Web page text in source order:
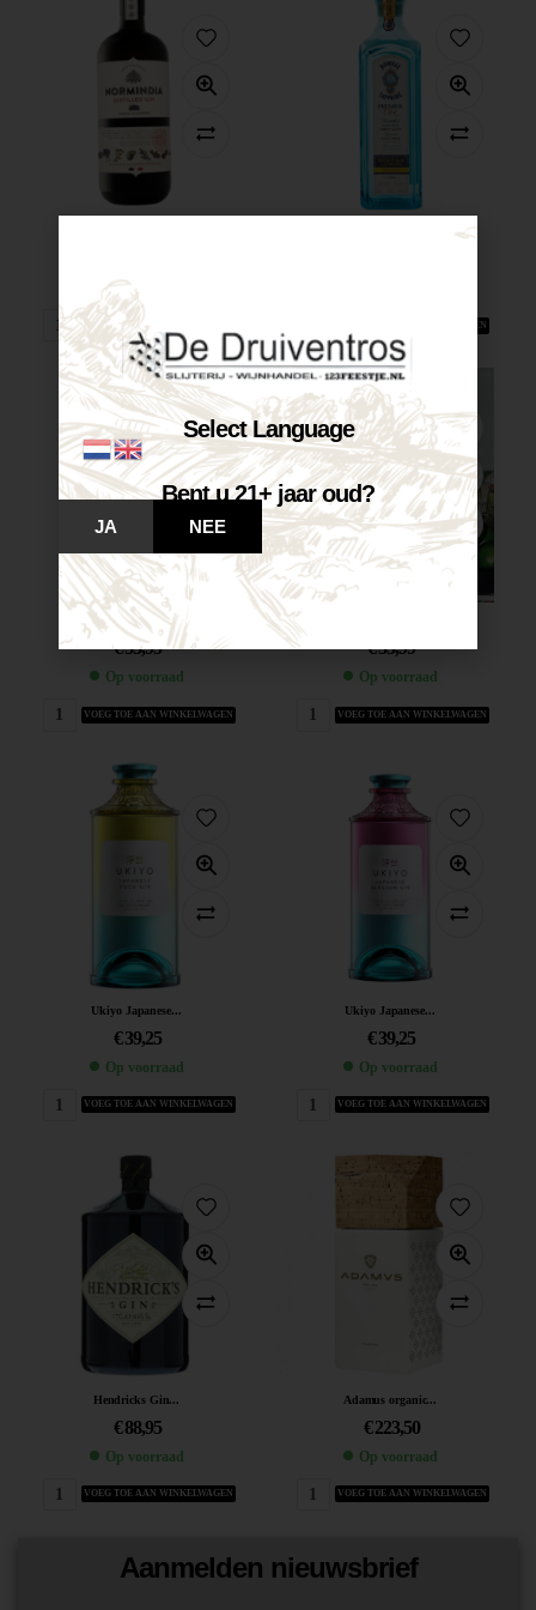
Op voorraad
VOEG TOE AAN WINKELWAGEN VOEG TOE AAN WINKELWAGEN
Still Gin...
€33,95
Op voorraad
VOEG TOE AAN WINKELWAGEN
€35,99
Op voorraad
VOEG TOE AAN WINKELWAGEN
Ukiyo Japanese...
€39,25
Op voorraad
VOEG TOE AAN WINKELWAGEN
Ukiyo Japanese...
€39,25
Op voorraad
VOEG TOE AAN WINKELWAGEN
Hendricks Gin...
€88,95
Op voorraad
VOEG TOE AAN WINKELWAGEN
Adamus organic...
€ 223,50
Op voorraad
VOEG TOE AAN WINKELWAGEN
Aanmelden nieuwsbrief
Select Language
Bent u 21+ jaar oud?
JA NEE